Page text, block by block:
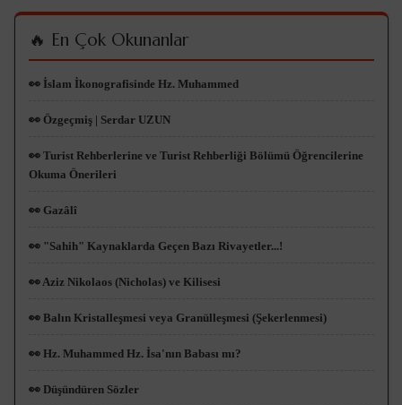
🔥 En Çok Okunanlar
👀 İslam İkonografisinde Hz. Muhammed
👀 Özgeçmiş | Serdar UZUN
👀 Turist Rehberlerine ve Turist Rehberliği Bölümü Öğrencilerine
Okuma Önerileri
👀 Gazâlî
👀 "Sahih" Kaynaklarda Geçen Bazı Rivayetler...!
👀 Aziz Nikolaos (Nicholas) ve Kilisesi
👀 Balın Kristalleşmesi veya Granülleşmesi (Şekerlenmesi)
👀 Hz. Muhammed Hz. İsa'nın Babası mı?
👀 Düşündüren Sözler